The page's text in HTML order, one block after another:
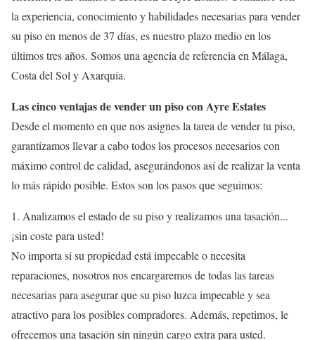
la experiencia, conocimiento y habilidades necesarias para vender
su piso en menos de 37 días, es nuestro plazo medio en los
últimos tres años. Somos una agencia de referencia en Málaga,
Costa del Sol y Axarquía.
Las cinco ventajas de vender un piso con Ayre Estates
Desde el momento en que nos asignes la tarea de vender tu piso,
garantizamos llevar a cabo todos los procesos necesarios con
máximo control de calidad, asegurándonos así de realizar la venta
lo más rápido posible. Estos son los pasos que seguimos:
1. Analizamos el estado de su piso y realizamos una tasación...
¡sin coste para usted!
No importa si su propiedad está impecable o necesita
reparaciones, nosotros nos encargaremos de todas las tareas
necesarias para asegurar que su piso luzca impecable y sea
atractivo para los posibles compradores. Además, repetimos, le
ofrecemos una tasación sin ningún cargo extra para usted.